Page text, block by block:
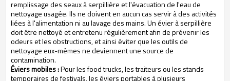
remplissage des seaux à serpillière et l'évacuation de l'eau de
nettoyage usagée. Ils ne doivent en aucun cas servir à des activités
liées à l'alimentation ni au lavage des mains. Un évier à serpillière
doit être nettoyé et entretenu régulièrement afin de prévenir les
odeurs et les obstructions, et ainsi éviter que les outils de
nettoyage eux-mêmes ne deviennent une source de
contamination.
Éviers mobiles :Pour les food trucks, les traiteurs ou les stands
temporaires de festivals, les éviers portables à plusieurs